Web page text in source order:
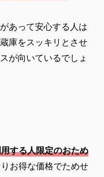
あって安心する人は
庫をスッキリとさせ
が向いているでしょ
する人限定のおため
お得な価格でためせ